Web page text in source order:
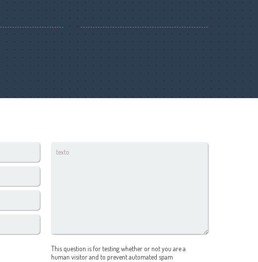
This question is for testing whether or not you are a
human visitor and to prevent automated spam